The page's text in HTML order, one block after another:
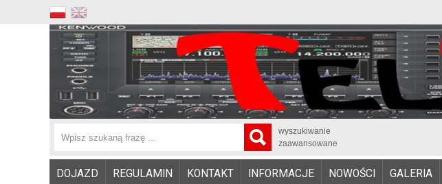
wyszukiwanie
zaawansowane
DOJAZD REGULAMIN KONTAKT INFORMACJE NOWOŚCI GALERIA